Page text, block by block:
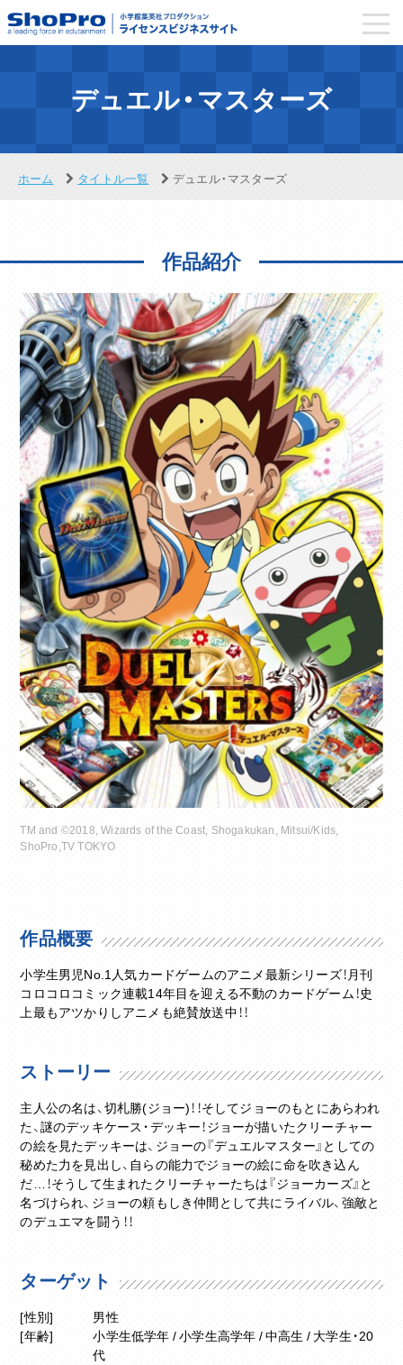
デュエル・マスターズ
ホーム タイトル一覧 デュエル・マスターズ
作品紹介
TM and ©2018, Wizards of the Coast, Shogakukan, Mitsui/Kids,
ShoPro,TV TOKYO
作品概要
小学生男児No.1人気カードゲームのアニメ最新シリーズ！月刊
コロコロコミック連載14年目を迎える不動のカードゲーム！史
上最もアツかりしアニメも絶賛放送中！！
ストーリー
主人公の名は、切札勝(ジョー)！！そしてジョーのもとにあらわれ
た、謎のデッキケース・デッキー！ジョーが描いたクリーチャー
の絵を見たデッキーは、ジョーの『デュエルマスター』としての
秘めた力を見出し、自らの能力でジョーの絵に命を吹き込ん
だ…！そうして生まれたクリーチャーたちは『ジョーカーズ』と
名づけられ、ジョーの頼もしき仲間として共にライバル、強敵と
のデュエマを闘う！！
ターゲット
[性別]
男性
[年齢]
小学生低学年 / 小学生高学年 / 中高生 / 大学生・20
代